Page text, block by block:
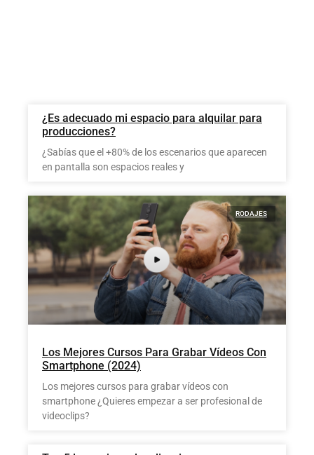
¿Es adecuado mi espacio para alquilar para
producciones?
¿Sabías que el +80% de los escenarios que aparecen
en pantalla son espacios reales y
RODAJES
Los Mejores Cursos Para Grabar Vídeos Con
Smartphone (2024)
Los mejores cursos para grabar vídeos con
smartphone ¿Quieres empezar a ser profesional de
videoclips?